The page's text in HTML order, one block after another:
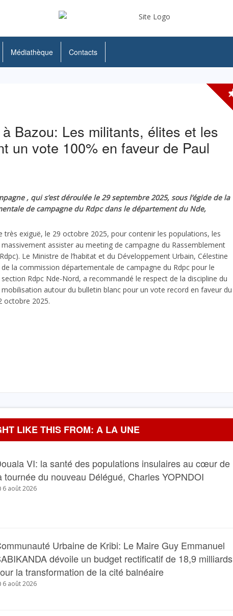
Médiathèque Contacts
Bazou: Les militants, élites et les
un vote 100% en faveur de Paul
, qui s’est déroulée le 29 septembre 2025, sous l’égide de la
de campagne du Rdpc dans le département du Nde,
très exiguë, le 29 octobre 2025, pour contenir les populations, les
assister au meeting de campagne du Rassemblement
Le Ministre de l’habitat et du Développement Urbain, Célestine
la commission départementale de campagne du Rdpc pour le
Rdpc Nde-Nord, a recommandé le respect de la discipline du
autour du bulletin blanc pour un vote record en faveur du
octobre 2025.
LIKE THIS FROM: A LA UNE
VI: la santé des populations insulaires au cœur de
tournée du nouveau Délégué, Charles YOPNDOI
6 août 2026
Urbaine de Kribi: Le Maire Guy Emmanuel
dévoile un budget rectificatif de 18,9 milliards
la transformation de la cité balnéaire
6 août 2026